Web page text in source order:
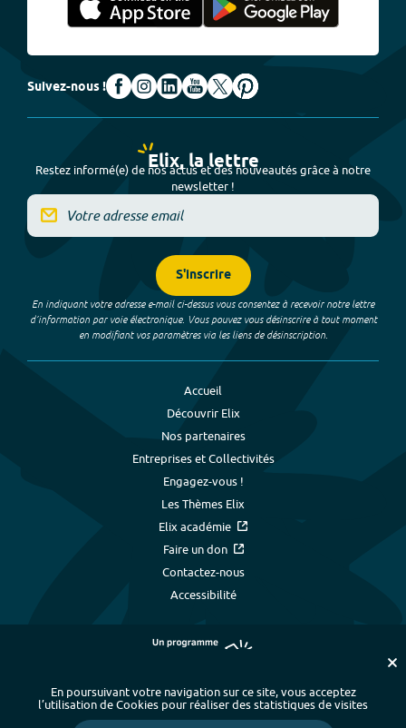
Suivez-nous !
Elix, la lettre
Restez informé(e) de nos actus et des nouveautés grâce à notre
newsletter !
S'inscrire
En indiquant votre adresse e-mail ci-dessus vous consentez à recevoir notre lettre
d’information par voie électronique. Vous pouvez vous désinscrire à tout moment
en modifiant vos paramètres via les liens de désinscription.
Accueil
Découvrir Elix
Nos partenaires
Entreprises et Collectivités
Engagez-vous !
Les Thèmes Elix
Elix académie
Faire un don
Contactez-nous
Accessibilité
Plan du site - Index alphabétique -
En poursuivant votre navigation sur ce site, vous acceptez
l’utilisation de Cookies pour réaliser des statistiques de visites